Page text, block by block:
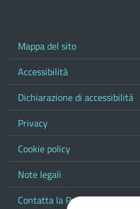
Mappa del sito
Accessibilità
Dichiarazione di accessibilità
Privacy
Cookie policy
Note legali
Contatta la Provincia